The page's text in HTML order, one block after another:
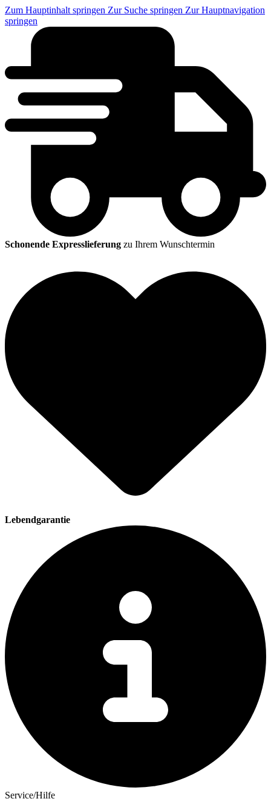
Zum Hauptinhalt springen Zur Suche springen Zur Hauptnavigation
springen
Schonende Expresslieferung zu Ihrem Wunschtermin
Lebendgarantie
Service/Hilfe